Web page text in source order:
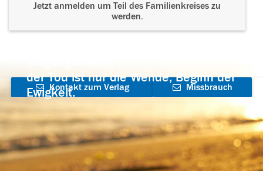
Jetzt anmelden um Teil des Familienkreises zu
werden.
der Tod ist nur die Wende, Beginn der
Ewigkeit.
Kontakt zum Verlag
aufnehmen
Missbrauch